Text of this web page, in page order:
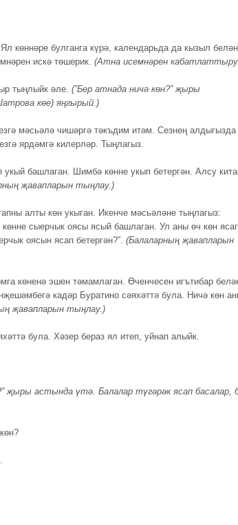
көннәре булганга күрә, календарьда да кызыл белән
искә төшерик. (Атна исемнәрен
тыңлыйк әле. (”Бер атнада ничә көн?” җыры
көе) яңгырый.)
мәсьәлә чишәргә тәкъдим итәм. Сезнең алдыгызда
ярдәмгә килерләр. Тыңлагыз.
укый башлаган. Шимбә көнне укып бетергән. Алсу
җавапларын тыңлау.)
алты көн укыган. Икенче мәсьәләне тыңлагыз:
сыерчык оясы ясый башлаган. Ул аны өч көн
оясын ясап бетергән?”. (Балаларның җавапларын
көненә эшен тәмамлаган. Өченчесен игътибар
кадәр Буратино сәяхәттә була. Ничә көн
җавапларын тыңлау.)
була. Хәзер бераз ял итеп, уйнап алыйк.
җыры астында үтә. Балалар түгәрәк ясап басалар,